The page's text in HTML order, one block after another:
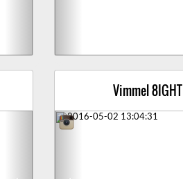
Vimmel 8IGHT
Previous